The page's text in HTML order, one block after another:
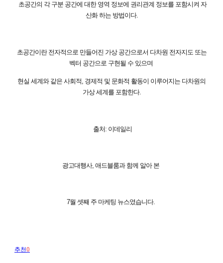
초공간의 각 구분 공간에 대한 영역 정보에 권리관계 정보를 포함시켜 자
산화 하는 방법이다.
초공간이란 전자적으로 만들어진 가상 공간으로서 다차원 전자지도 또는
벡터 공간으로 구현될 수 있으며
현실 세계와 같은 사회적, 경제적 및 문화적 활동이 이루어지는 다차원의
가상 세계를 포함한다.
출처: 이데일리
광고대행사, 애드블룸과 함께 알아 본
7월 셋째 주 마케팅 뉴스였습니다.
추천0